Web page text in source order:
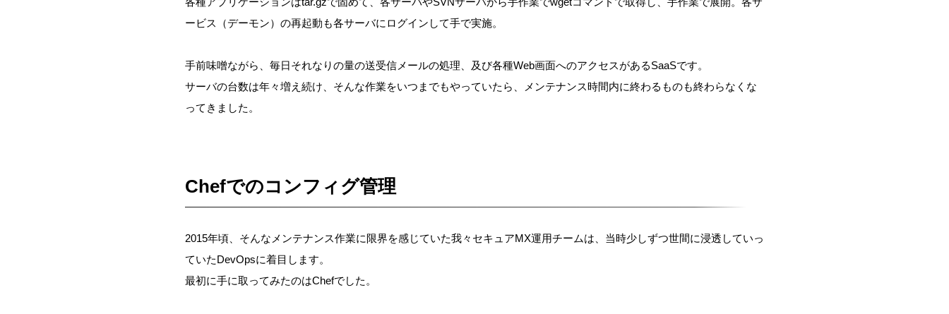
ービス（デーモン）の再起動も各サーバにログインして手で実施。
手前味噌ながら、毎日それなりの量の送受信メールの処理、及び各種Web画面へのアクセスがあるSaaSです。
サーバの台数は年々増え続け、そんな作業をいつまでもやっていたら、メンテナンス時間内に終わるものも終わらなくな
ってきました。
Chefでのコンフィグ管理
2015年頃、そんなメンテナンス作業に限界を感じていた我々セキュアMX運用チームは、当時少しずつ世間に浸透していっ
ていたDevOpsに着目します。
最初に手に取ってみたのはChefでした。